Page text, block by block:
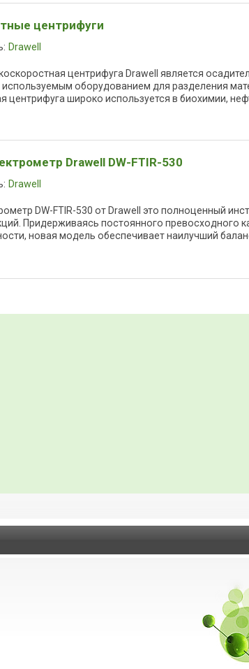
центрифуги
Drawell
центрифуга Drawell является
оборудованием для разделения
центрифуга широко используется в биохимии,
Drawell DW-FTIR-530
Drawell
DW-FTIR-530 от Drawell это полноценный
Придерживаясь постоянного превосходного
новая модель обеспечивает наилучший